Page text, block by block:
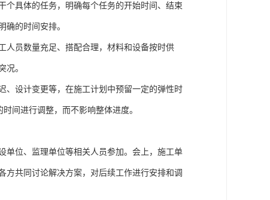
个具体的任务，明确每个任务的开始时间、结束
确的时间安排。
人员数量充足、搭配合理，材料和设备按时供
况。
、设计变更等，在施工计划中预留一定的弹性时
间进行调整，而不影响整体进度。
单位、监理单位等相关人员参加。会上，施工单
方共同讨论解决方案，对后续工作进行安排和调